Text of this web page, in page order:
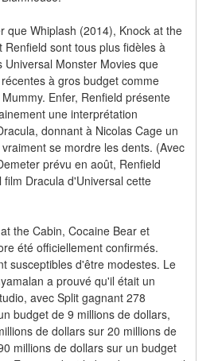
que Whiplash (2014), Knock at the
Renfield sont tous plus fidèles à
Universal Monster Movies que
à gros budget comme
Enfer, Renfield présente
une interprétation
donnant à Nicolas Cage un
se mordre les dents. (Avec
prévu en août, Renfield
Dracula d'Universal cette
the Cabin, Cocaine Bear et
été officiellement confirmés.
susceptibles d'être modestes. Le
a prouvé qu'il était un
avec Split gagnant 278
budget de 9 millions de dollars,
de dollars sur 20 millions de
millions de dollars sur un budget